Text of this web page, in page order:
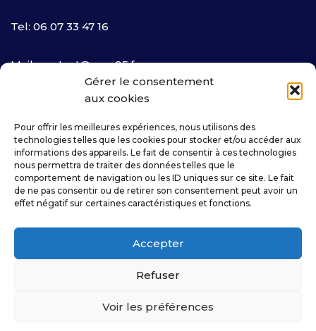
Gérer le consentement
aux cookies
Pour offrir les meilleures expériences, nous utilisons des
technologies telles que les cookies pour stocker et/ou accéder aux
informations des appareils. Le fait de consentir à ces technologies
nous permettra de traiter des données telles que le
comportement de navigation ou les ID uniques sur ce site. Le fait
de ne pas consentir ou de retirer son consentement peut avoir un
effet négatif sur certaines caractéristiques et fonctions.
Accepter
Refuser
Voir les préférences
Tel: 06 07 33 47 16
Mail:contact@cmc95.fr
Newsletters
Inscrivez-vous!
informations importantes.